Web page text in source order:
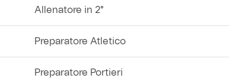
Allenatore in 2°
Preparatore Atletico
Preparatore Portieri